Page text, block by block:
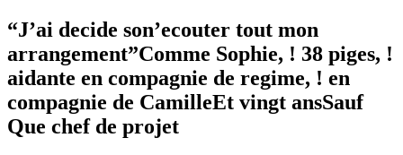
“J’ai decide son’ecouter tout mon
arrangement”Comme Sophie, ! 38 piges, !
aidante en compagnie de regime, ! en
compagnie de CamilleEt vingt ansSauf
Que chef de projet